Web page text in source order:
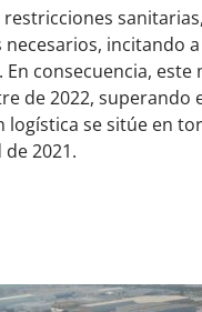
incitando
consecuencia,
de 2022, superando
se sitúe en
2021.